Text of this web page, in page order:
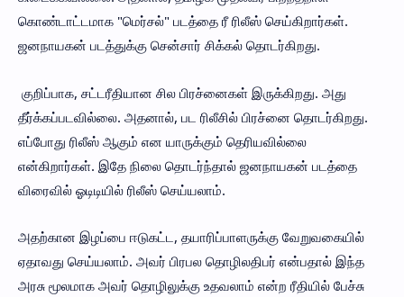
கொண்டாட்டமாக "மெர்சல்" படத்தை ரீ ரிலீஸ் செய்கிறார்கள்.
ஜனநாயகன் படத்துக்கு சென்சார் சிக்கல் தொடர்கிறது.
குறிப்பாக, சட்டரீதியான சில பிரச்னைகள் இருக்கிறது. அது
தீர்க்கப்படவில்லை. அதனால், பட ரிலீசில் பிரச்னை தொடர்கிறது.
எப்போது ரிலீஸ் ஆகும் என யாருக்கும் தெரியவில்லை
என்கிறார்கள். இதே நிலை தொடர்ந்தால் ஜனநாயகன் படத்தை
விரைவில் ஓடிடியில் ரிலீஸ் செய்யலாம்.
அதற்கான இழப்பை ஈடுகட்ட, தயாரிப்பாளருக்கு வேறுவகையில்
ஏதாவது செய்யலாம். அவர் பிரபல தொழிலதிபர் என்பதால் இந்த
அரசு மூலமாக அவர் தொழிலுக்கு உதவலாம் என்ற ரீதியில் பேச்சு